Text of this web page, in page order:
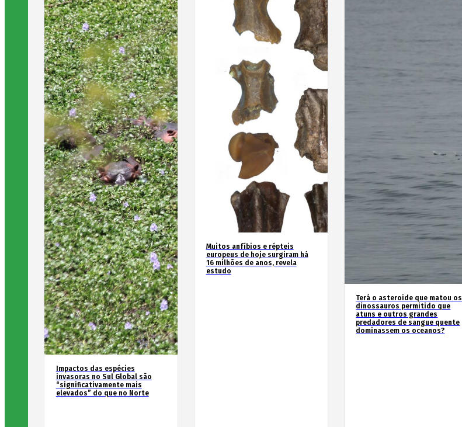
Impactos das espécies
invasoras no Sul Global são
“significativamente mais
elevados” do que no Norte
Muitos anfíbios e répteis
europeus de hoje surgiram há
16 milhões de anos, revela
estudo
Terá o asteroide que matou os
dinossauros permitido que
atuns e outros grandes
predadores de sangue quente
dominassem os oceanos?